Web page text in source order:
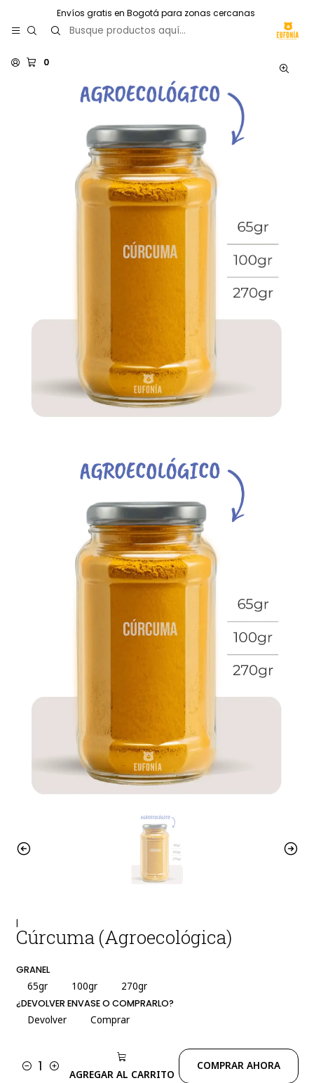
0
Envíos gratis en Bogotá para zonas cercanas
|
Cúrcuma (Agroecológica)
GRANEL
65gr 100gr 270gr
¿DEVOLVER ENVASE O COMPRARLO?
Devolver Comprar
Cantidad AGREGAR AL CARRITO
COMPRAR AHORA